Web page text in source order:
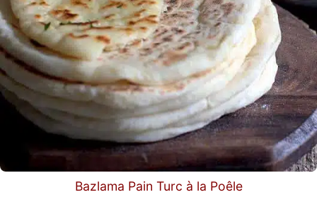
Bazlama Pain Turc à la Poêle